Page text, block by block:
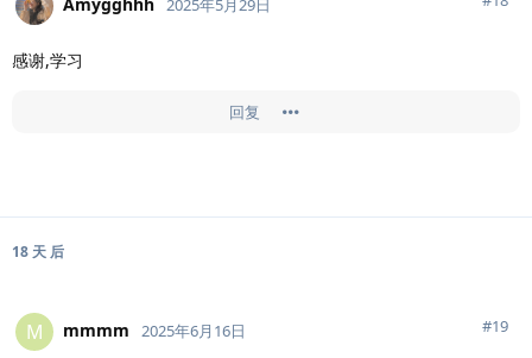
2025年5月29日
感谢,学习
回复
18 天后
M mmmm 2025年6月16日 #19